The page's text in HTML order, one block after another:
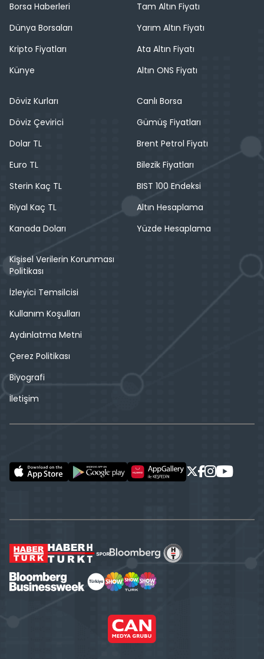
Borsa Haberleri
Dünya Borsaları
Kripto Fiyatları
Künye
Tam Altın Fiyatı
Yarım Altın Fiyatı
Ata Altın Fiyatı
Altın ONS Fiyatı
Döviz Kurları
Döviz Çevirici
Dolar TL
Euro TL
Sterin Kaç TL
Riyal Kaç TL
Kanada Doları
Canlı Borsa
Gümüş Fiyatları
Brent Petrol Fiyatı
Bilezik Fiyatları
BIST 100 Endeksi
Altın Hesaplama
Yüzde Hesaplama
Kişisel Verilerin Korunması
Politikası
İzleyici Temsilcisi
Kullanım Koşulları
Aydınlatma Metni
Çerez Politikası
Biyografi
İletişim